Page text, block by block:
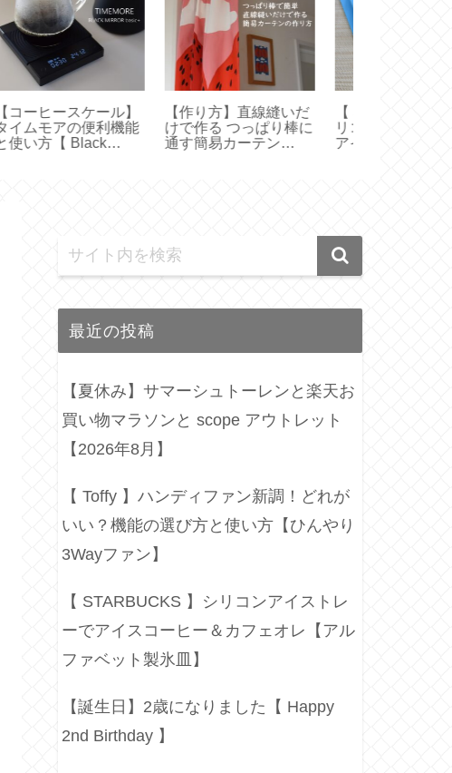
【作り方】直線縫いだ
けで作る つっぱり棒に
通す簡易カーテン
【 STARBUCKS 】シ
リコンアイストレーで
アイスコーヒー＆カフ
最近の投稿
【夏休み】サマーシュトーレンと楽天お
買い物マラソンと scope アウトレット
【2026年8月】
【 Toffy 】ハンディファン新調！どれが
いい？機能の選び方と使い方【ひんやり
3Wayファン】
【 STARBUCKS 】シリコンアイストレ
ーでアイスコーヒー＆カフェオレ【アル
ファベット製氷皿】
【誕生日】2歳になりました【 Happy
2nd Birthday 】